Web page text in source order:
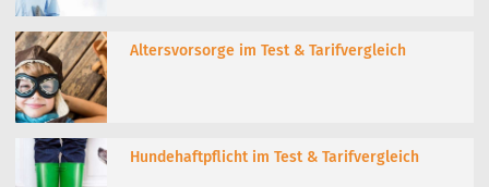
Altersvorsorge im Test & Tarifvergleich
Hundehaftpflicht im Test & Tarifvergleich